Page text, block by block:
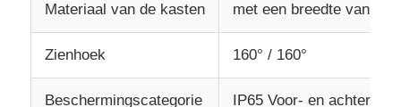
Materiaal van de kasten met een breedte van
Zienhoek 160° / 160°
Beschermingscategorie IP65 Voor- en